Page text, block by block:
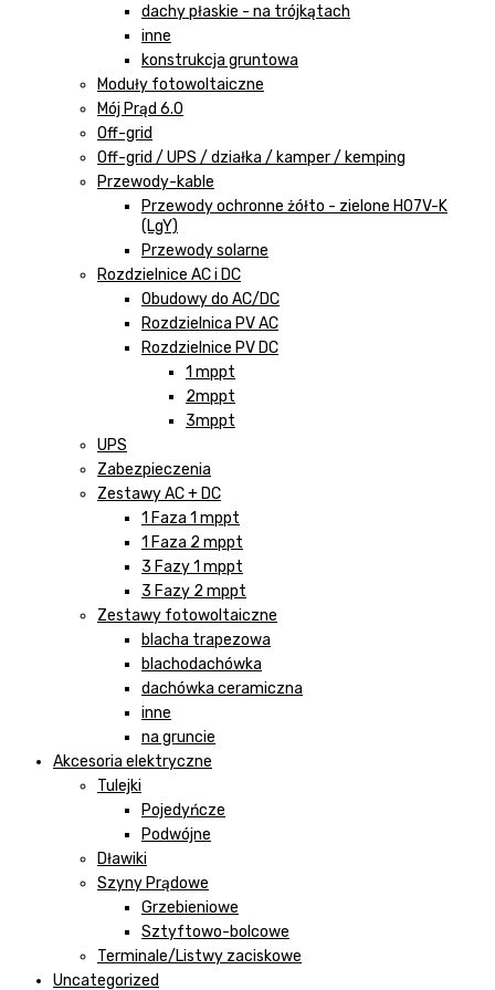
dachy płaskie - na trójkątach
inne
konstrukcja gruntowa
Moduły fotowoltaiczne
Mój Prąd 6.0
Off-grid
Off-grid / UPS / działka / kamper / kemping
Przewody-kable
Przewody ochronne żółto - zielone H07V-K
(LgY)
Przewody solarne
Rozdzielnice AC i DC
Obudowy do AC/DC
Rozdzielnica PV AC
Rozdzielnice PV DC
1 mppt
2mppt
3mppt
UPS
Zabezpieczenia
Zestawy AC + DC
1 Faza 1 mppt
1 Faza 2 mppt
3 Fazy 1 mppt
3 Fazy 2 mppt
Zestawy fotowoltaiczne
blacha trapezowa
blachodachówka
dachówka ceramiczna
inne
na gruncie
Akcesoria elektryczne
Tulejki
Pojedyńcze
Podwójne
Dławiki
Szyny Prądowe
Grzebieniowe
Sztyftowo-bolcowe
Terminale/Listwy zaciskowe
Uncategorized